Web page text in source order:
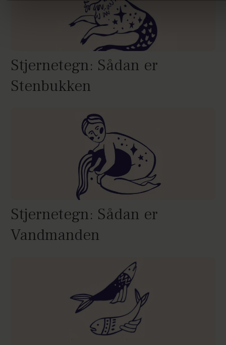
Stjernetegn: Sådan er
Stenbukken
Stjernetegn: Sådan er
Vandmanden